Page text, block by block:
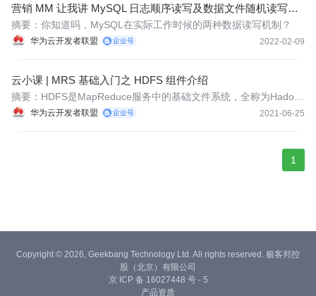
营销 MM 让我讲 MySQL 日志顺序读写及数据文件随机读写原
理
华为云开发者联盟 2022-02-09
摘要：你知道吗，MySQL在实际工作时候的两种数据读写机制？
云小课 | MRS 基础入门之 HDFS 组件介绍
华为云开发者联盟 2021-06-25
​​摘要：HDFS是MapReduce服务中的基础文件系统，全称为Hadoo
p的分布式文件系统（Hadoop Distributed File System），可支持
1
Copyright © 2026, Geekbang Technology Ltd. All rights reserved. 极客邦控
股（北京）有限公司
京 ICP 备 16027448 号 - 5
产品资质